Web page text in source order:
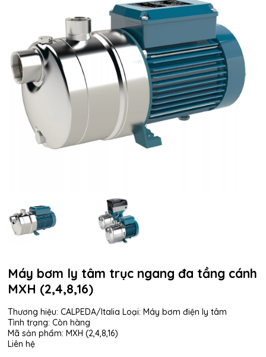
Máy bơm ly tâm trục ngang đa tầng cánh
MXH (2,4,8,16)
Thương hiệu: CALPEDA/Italia Loại: Máy bơm điện ly tâm
Tình trạng: Còn hàng
Mã sản phẩm: MXH (2,4,8,16)
Liên hệ